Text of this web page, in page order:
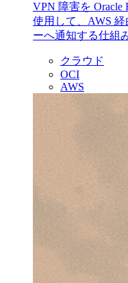
VPN 障害を Oracle
使用して、AWS
ーへ通知する仕組
クラウド
OCI
AWS